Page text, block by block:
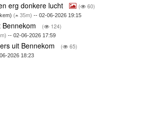
erg donkere lucht ( 60)
( 35m) -- 02-06-2026 19:15
( 124)
-- 02-06-2026 17:59
uit Bennekom ( 65)
2026 18:23